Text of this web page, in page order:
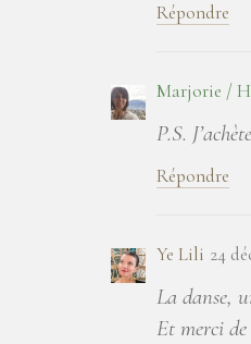
Répondre
Marjorie /
P.S.
Répondre
Ye Lili 24
La danse,
Et merci